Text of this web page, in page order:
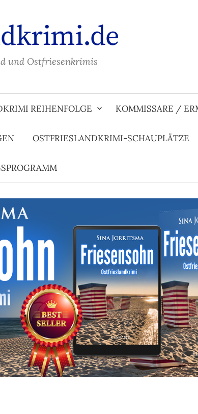
und Ostfriesenkrimis
REIHENFOLGE KOMMISSARE /
OSTFRIESLANDKRIMI-SCHAUPLÄTZE